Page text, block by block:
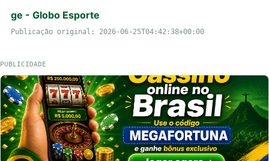
ge - Globo Esporte
Publicação original: 2026-06-25T04:42:38+00:00
PUBLICIDADE